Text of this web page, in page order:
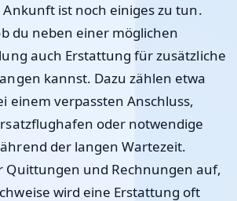
ist noch einiges zu tun.
du neben einer möglichen
auch Erstattung für zusätzliche
kannst. Dazu zählen etwa
einem verpassten Anschluss,
oder notwendige
der langen Wartezeit.
Quittungen und Rechnungen auf,
wird eine Erstattung oft